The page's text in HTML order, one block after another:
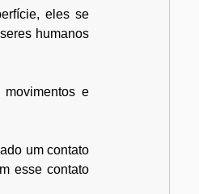
eles se
humanos
e
um contato
esse contato